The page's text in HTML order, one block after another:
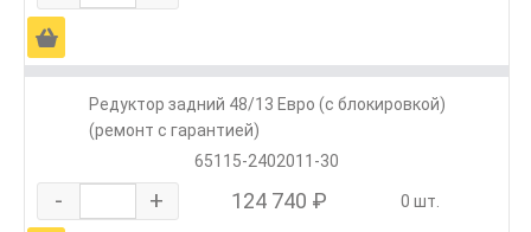
Ä
Редуктор задний 48/13 Евро (с блокировкой)
(ремонт с гарантией)
65115-2402011-30
- + 124 740 ₽ 0 шт.